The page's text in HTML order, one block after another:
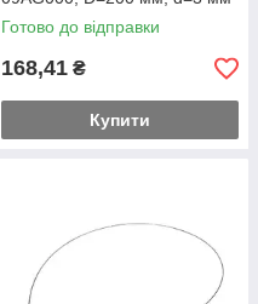
(внутрішіній)
Готово до відправки
168,41 ₴
Купити